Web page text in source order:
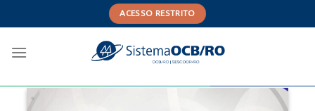
to
ACESSO RESTRITO